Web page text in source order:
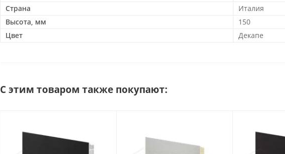
Страна
Италия
Высота, мм
150
Цвет
Декапе
С этим товаром также покупают: